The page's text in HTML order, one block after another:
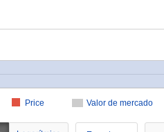
Valor de mercado
Price